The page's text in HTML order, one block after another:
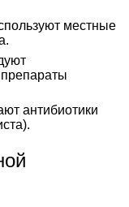
местные
антибиотики